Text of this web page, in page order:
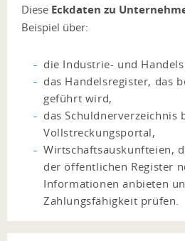
Diese Eckdaten zu
Beispiel über:
die Industrie- und
das Handelsregister, das
geführt wird,
das Schuldnerverzeichnis
Vollstreckungsportal,
Wirtschaftsauskunfteien,
der öffentlichen Register
Informationen anbieten
Zahlungsfähigkeit prüfen.